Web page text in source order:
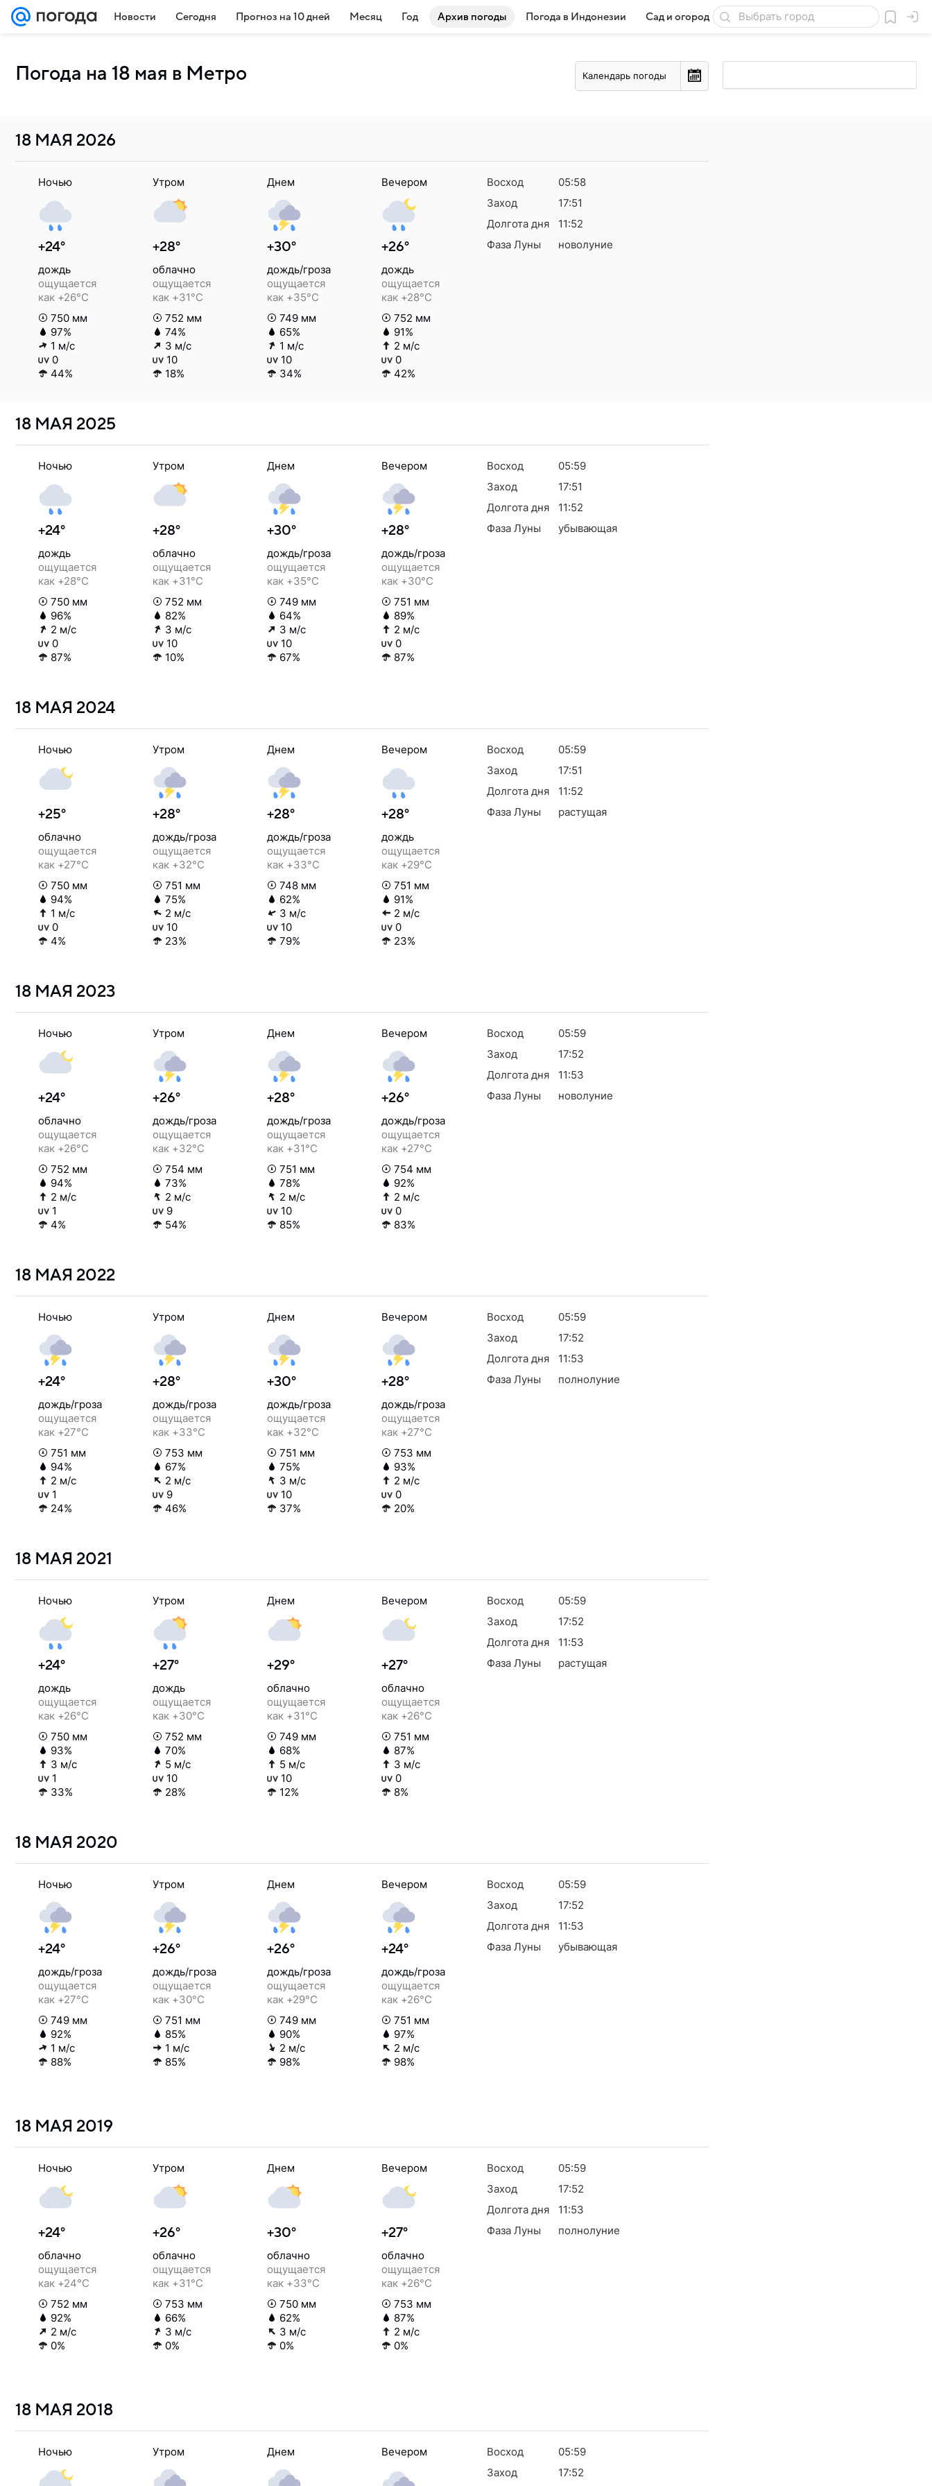
Новости Сегодня Прогноз на 10 дней Месяц Год Архив погоды Погода в Индонезии Сад и огород Товары для дачи
Погода на 18 мая в Метро Календарь погоды
18 МАЯ 2026
Ночью
+24°
дождь
ощущается
как +26°C
750 мм
97%
1 м/с
0
44%
Утром
+28°
облачно
ощущается
как +31°C
752 мм
74%
3 м/с
10
18%
Днем
+30°
дождь/гроза
ощущается
как +35°C
749 мм
65%
1 м/с
10
34%
Вечером
+26°
дождь
ощущается
как +28°C
752 мм
91%
2 м/с
0
42%
Восход
05:58
Заход
17:51
Долгота дня
11:52
Фаза Луны
новолуние
18 МАЯ 2025
Ночью
+24°
дождь
ощущается
как +28°C
750 мм
96%
2 м/с
0
87%
Утром
+28°
облачно
ощущается
как +31°C
752 мм
82%
3 м/с
10
10%
Днем
+30°
дождь/гроза
ощущается
как +35°C
749 мм
64%
3 м/с
10
67%
Вечером
+28°
дождь/гроза
ощущается
как +30°C
751 мм
89%
2 м/с
0
87%
Восход
05:59
Заход
17:51
Долгота дня
11:52
Фаза Луны
убывающая
18 МАЯ 2024
Ночью
+25°
облачно
ощущается
как +27°C
750 мм
94%
1 м/с
0
4%
Утром
+28°
дождь/гроза
ощущается
как +32°C
751 мм
75%
2 м/с
10
23%
Днем
+28°
дождь/гроза
ощущается
как +33°C
748 мм
62%
3 м/с
10
79%
Вечером
+28°
дождь
ощущается
как +29°C
751 мм
91%
2 м/с
0
23%
Восход
05:59
Заход
17:51
Долгота дня
11:52
Фаза Луны
растущая
18 МАЯ 2023
Ночью
+24°
облачно
ощущается
как +26°C
752 мм
94%
2 м/с
1
4%
Утром
+26°
дождь/гроза
ощущается
как +32°C
754 мм
73%
2 м/с
9
54%
Днем
+28°
дождь/гроза
ощущается
как +31°C
751 мм
78%
2 м/с
10
85%
Вечером
+26°
дождь/гроза
ощущается
как +27°C
754 мм
92%
2 м/с
0
83%
Восход
05:59
Заход
17:52
Долгота дня
11:53
Фаза Луны
новолуние
18 МАЯ 2022
Ночью
+24°
дождь/гроза
ощущается
как +27°C
751 мм
94%
2 м/с
1
24%
Утром
+28°
дождь/гроза
ощущается
как +33°C
753 мм
67%
2 м/с
9
46%
Днем
+30°
дождь/гроза
ощущается
как +32°C
751 мм
75%
3 м/с
10
37%
Вечером
+28°
дождь/гроза
ощущается
как +27°C
753 мм
93%
2 м/с
0
20%
Восход
05:59
Заход
17:52
Долгота дня
11:53
Фаза Луны
полнолуние
18 МАЯ 2021
Ночью
+24°
дождь
ощущается
как +26°C
750 мм
93%
3 м/с
1
33%
Утром
+27°
дождь
ощущается
как +30°C
752 мм
70%
5 м/с
10
28%
Днем
+29°
облачно
ощущается
как +31°C
749 мм
68%
5 м/с
10
12%
Вечером
+27°
облачно
ощущается
как +26°C
751 мм
87%
3 м/с
0
8%
Восход
05:59
Заход
17:52
Долгота дня
11:53
Фаза Луны
растущая
18 МАЯ 2020
Ночью
+24°
дождь/гроза
ощущается
как +27°C
749 мм
92%
1 м/с
88%
Утром
+26°
дождь/гроза
ощущается
как +30°C
751 мм
85%
1 м/с
85%
Днем
+26°
дождь/гроза
ощущается
как +29°C
749 мм
90%
2 м/с
98%
Вечером
+24°
дождь/гроза
ощущается
как +26°C
751 мм
97%
2 м/с
98%
Восход
05:59
Заход
17:52
Долгота дня
11:53
Фаза Луны
убывающая
18 МАЯ 2019
Ночью
+24°
облачно
ощущается
как +24°C
752 мм
92%
2 м/с
0%
Утром
+26°
облачно
ощущается
как +31°C
753 мм
66%
3 м/с
0%
Днем
+30°
облачно
ощущается
как +33°C
750 мм
62%
3 м/с
0%
Вечером
+27°
облачно
ощущается
как +26°C
753 мм
87%
2 м/с
0%
Восход
05:59
Заход
17:52
Долгота дня
11:53
Фаза Луны
полнолуние
18 МАЯ 2018
Ночью Утром Днем Вечером Восход
05:59
Заход
17:52